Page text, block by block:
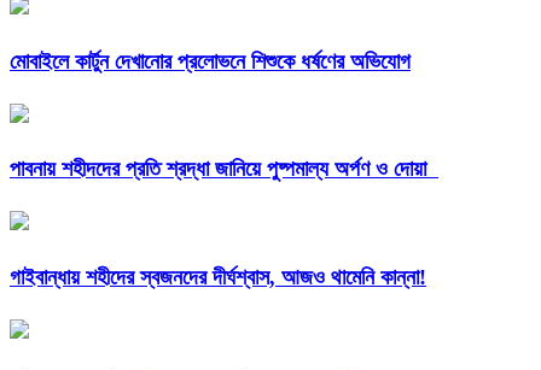
মোবাইলে কার্টুন দেখানোর প্রলোভনে শিশুকে ধর্ষণের অভিযোগ
পাবনায় শহীদদের প্রতি শ্রদ্ধা জানিয়ে পুষ্পমাল্য অর্পণ ও দোয়া
গাইবান্ধায় শহীদের স্বজনদের দীর্ঘশ্বাস, আজও থামেনি কান্না!